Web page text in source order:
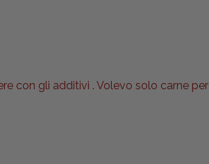
con gli additivi . Volevo solo carne per